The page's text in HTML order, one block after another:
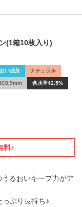
(1箱10枚入り)
い成分 ナチュラル
含水率42.5%
料♪
るおいキープ力がア
ぷり長持ち♪